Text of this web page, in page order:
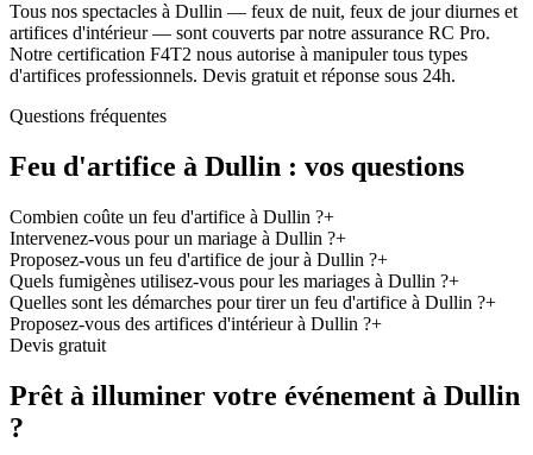
Tous nos spectacles à Dullin — feux de nuit, feux de jour diurnes et
artifices d'intérieur — sont couverts par notre assurance RC Pro.
Notre certification F4T2 nous autorise à manipuler tous types
d'artifices professionnels. Devis gratuit et réponse sous 24h.
Questions fréquentes
Feu d'artifice à Dullin : vos questions
Combien coûte un feu d'artifice à Dullin ?+
Intervenez-vous pour un mariage à Dullin ?+
Proposez-vous un feu d'artifice de jour à Dullin ?+
Quels fumigènes utilisez-vous pour les mariages à Dullin ?+
Quelles sont les démarches pour tirer un feu d'artifice à Dullin ?+
Proposez-vous des artifices d'intérieur à Dullin ?+
Devis gratuit
Prêt à illuminer votre événement à Dullin
?